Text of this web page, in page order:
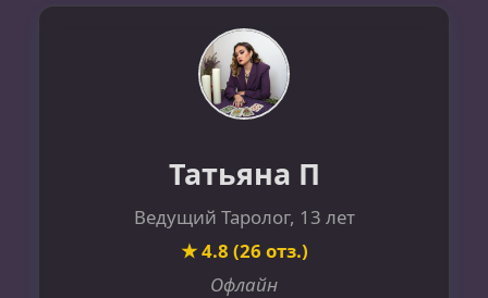
Татьяна П
Ведущий Таролог, 13 лет
★ 4.8 (26 отз.)
Офлайн